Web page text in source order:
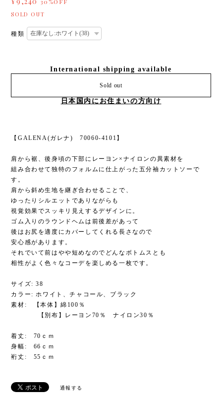
SOLD OUT
種類
International shipping available
Sold out
日本国内にお住まいの方向け
【GALENA(ガレナ) 70060-4101】
肩から裾、後身頃の下部にレーヨン×ナイロンの異素材を
組み合わせて独特のフォルムに仕上がった五分袖カットソーで
す。
肩から斜め生地を継ぎ合わせることで、
ゆったりシルエットでありながらも
視覚効果でスッキリ見えするデザインに。
ゴム入りのラウンドヘムは前後差があって
後はお尻を適度にカバーしてくれる長さなので
安心感があります。
それでいて前はやや短めなのでどんなボトムスとも
相性がよく色々なコーデを楽しめる一枚です。
サイズ: 38
カラー: ホワイト、チャコール、ブラック
素材: 【本体】綿100％
【別布】レーヨン70％ ナイロン30％
着丈: 70ｃｍ
身幅: 66ｃｍ
裄丈: 55ｃｍ
通報する